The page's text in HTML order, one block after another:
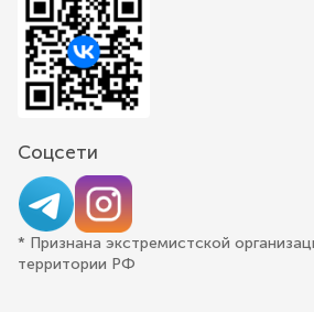
Соцсети
* Признана экстремистской
территории РФ